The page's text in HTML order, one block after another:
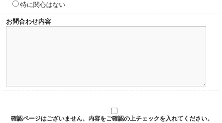
特に関心はない
お問合わせ内容
確認ページはございません。内容をご確認の上チェックを入れてください。